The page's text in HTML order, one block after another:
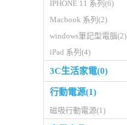
IPHONE 11 系列(6)
Macbook 系列(2)
windows筆記型電腦(2)
iPad 系列(4)
3C生活家電(0)
行動電源(1)
磁吸行動電源(1)